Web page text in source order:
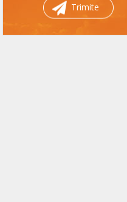
Trimite